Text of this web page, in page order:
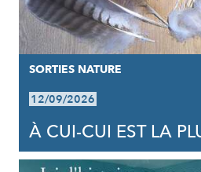
SORTIES NATURE
12/09/2026
À CUI-CUI EST LA